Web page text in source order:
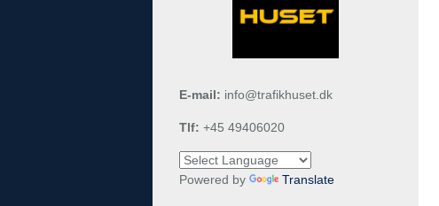
E-mail: info@trafikhuset.dk
Tlf: +45 49406020
Powered by Translate